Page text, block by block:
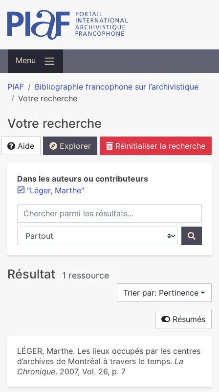
Menu
PIAF
Bibliographie francophone sur l’archivistique
Votre recherche
Votre recherche
Aide Explorer Réinitialiser la recherche
Dans les auteurs ou contributeurs
"Léger, Marthe"
Chercher parmi les résultats...
Chercher dans...
Résultat 1 ressource
Trier par: Pertinence
Résumés
LÉGER, Marthe. Les lieux occupés par les centres
d’archives de Montréal à travers le temps. La
Chronique. 2007, Vol. 26, p. 7